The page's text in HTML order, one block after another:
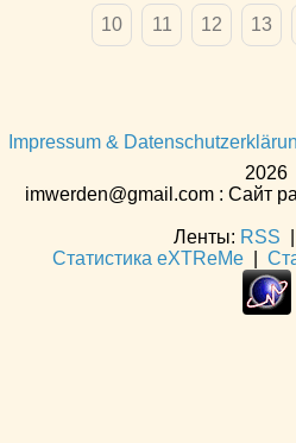
10 11 12 13
Impressum &
2026
imwerden@gmail.com : Сайт
Ленты: RSS
Статистика eXTReMe